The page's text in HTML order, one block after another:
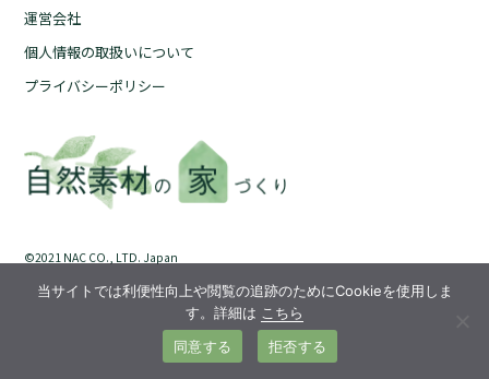
運営会社
個人情報の取扱いについて
プライバシーポリシー
運営会社
個人情報の取扱いについて
プライバシーポリシー
©︎2021 NAC CO., LTD. Japan
当サイトでは利便性向上や閲覧の追跡のためにCookieを使用しま
す。詳細は こちら
同意する
拒否する